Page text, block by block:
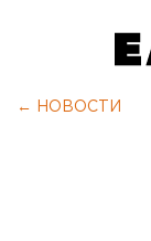
← НОВОСТИ